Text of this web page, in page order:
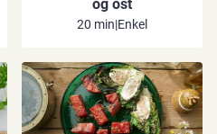
og ost
20 min|Enkel